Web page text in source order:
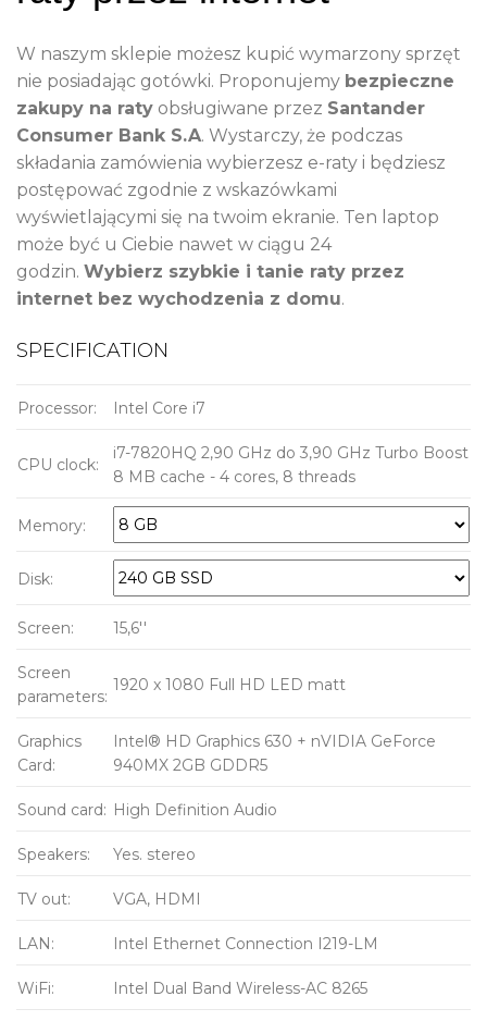
W naszym sklepie możesz kupić wymarzony sprzęt
nie posiadając gotówki. Proponujemy bezpieczne
zakupy na raty obsługiwane przez Santander
Consumer Bank S.A. Wystarczy, że podczas
składania zamówienia wybierzesz e-raty i będziesz
postępować zgodnie z wskazówkami
wyświetlającymi się na twoim ekranie. Ten laptop
może być u Ciebie nawet w ciągu 24
godzin. Wybierz szybkie i tanie raty przez
internet bez wychodzenia z domu.
SPECIFICATION
Processor: Intel Core i7
CPU clock:
i7-7820HQ 2,90 GHz do 3,90 GHz Turbo Boost
8 MB cache - 4 cores, 8 threads
Memory:
Disk:
Screen: 15,6''
Screen
parameters:
1920 x 1080 Full HD LED matt
Graphics
Card:
Intel® HD Graphics 630 + nVIDIA GeForce
940MX 2GB GDDR5
Sound card: High Definition Audio
Speakers: Yes. stereo
TV out: VGA, HDMI
LAN: Intel Ethernet Connection I219-LM
WiFi: Intel Dual Band Wireless-AC 8265